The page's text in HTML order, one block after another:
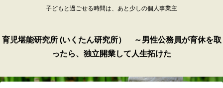
子どもと過ごせる時間は、あと少しの個人事業主
育児堪能研究所 (いくたん研究所） ～男性公務員が育休を取
ったら、独立開業して人生拓けた